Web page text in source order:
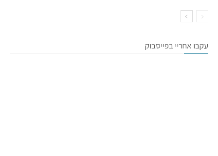
עקבו אחריי בפייסבוק